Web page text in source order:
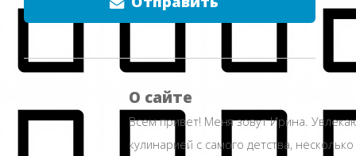
О сайте
Всем привет! Меня зовут Ирина.
кулинарией с самого детства,